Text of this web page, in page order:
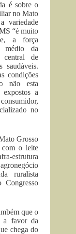
é sobre o
no Mato
variedade
“é muito
a força
médio da
central de
saudáveis.
condições
não esta
a
no
Grosso
o leite
estrutura
ruralista
que o
a favor da
chega do